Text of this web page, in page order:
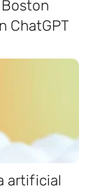
ChatGPT
artificial